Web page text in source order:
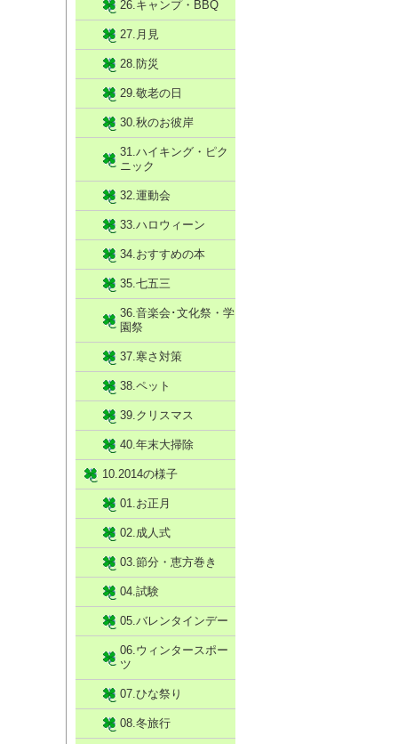
26.キャンプ・BBQ
27.月見
28.防災
29.敬老の日
30.秋のお彼岸
31.ハイキング・ピク
ニック
32.運動会
33.ハロウィーン
34.おすすめの本
35.七五三
36.音楽会･文化祭・学
園祭
37.寒さ対策
38.ペット
39.クリスマス
40.年末大掃除
10.2014の様子
01.お正月
02.成人式
03.節分・恵方巻き
04.試験
05.バレンタインデー
06.ウィンタースポー
ツ
07.ひな祭り
08.冬旅行